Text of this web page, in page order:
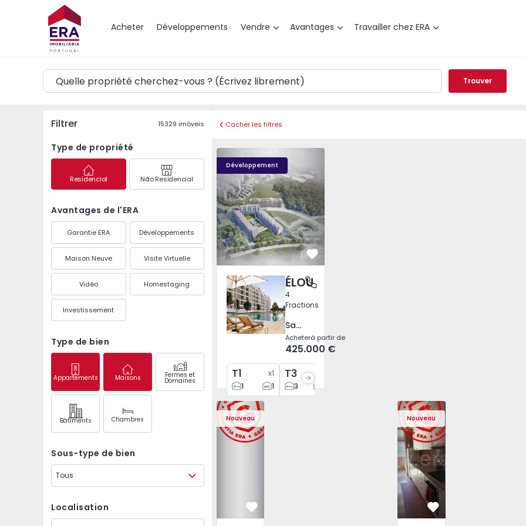
Acheter Développements Vendre Avantages Travailler chez ERA
Carte
Trouver
Filtrer 15329 imóveis
Type de propriété
Residencial Não Residencial
Avantages de l'ERA
Garantie ERA Développements
Maison Neuve Visite Virtuelle
Vidéo Homestaging
Investissement
Type de bien
Appartements Maisons Fermes et
Domaines
Bâtiments Chambres
Sous-type de bien
Tous
Localisation
Cacher les filtres
Développement
Élou - 1 Élou - 10
Santo António dos Cavaleiros e Frielas, Lisboa
Préféré
ÉLOU
4
Fractions
Santo António dos Cavaleiros e Frielas, Lisboa
Acheterà partir de
425.000 €
T1 x1
1
1
T3
3
Nouveau
Préféré
Nouveau
Appartement T3 Maia, Pedrouços -
Appartement T3 Maia,
Appartement T3
Préféré